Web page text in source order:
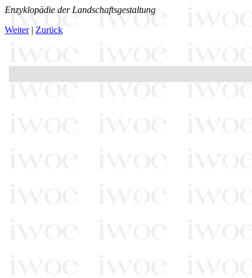
Enzyklopädie der Landschaftsgestaltung
Weiter| Zurück